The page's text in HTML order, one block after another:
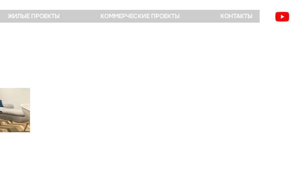
ЖИЛЫЕ ПРОЕКТЫ КОММЕРЧЕСКИЕ ПРОЕКТЫ КОНТАКТЫ